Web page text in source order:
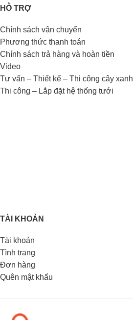
HỖ TRỢ
Chính sách vận chuyển
Phương thức thanh toán
Chính sách trả hàng và hoàn tiền
Video
Tư vấn – Thiết kế – Thi công cây xanh
Thi công – Lắp đặt hệ thống tưới
TÀI KHOẢN
Tài khoản
Tình trạng
Đơn hàng
Quên mật khẩu